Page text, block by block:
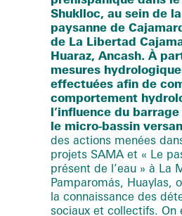
Shuklloc, au sein de
paysanne de
de La Libertad
Huaraz, Ancash. À
mesures
effectuées afin de
comportement
l’influence du
le micro-bassin
des actions menées
projets SAMA et « Le
présent de l’eau » à La
Pamparomás, Huaylas,
la connaissance des
sociaux et collectifs. On